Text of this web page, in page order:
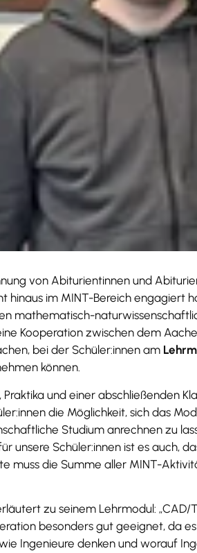
von Abiturientinnen und
im MINT-Bereich engagiert
mathematisch-
Kooperation zwischen dem
bei der Schüler:innen am
können.
und einer abschließenden
die Möglichkeit, sich das
Studium anrechnen zu
unsere Schüler:innen ist es auch,
muss die Summe aller MINT-
zu seinem Lehrmodul:
besonders gut geeignet, da
Ingenieure denken und worauf